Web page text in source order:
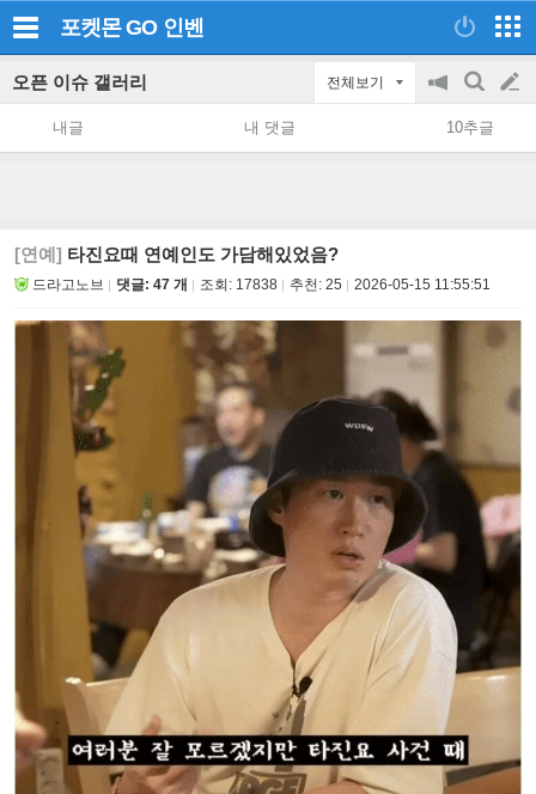
포켓몬 GO 인벤
오픈 이슈 갤러리 전체보기
공
지
on/off
검
색
글
쓰
내글 내 댓글 10추글
[연예] 타진요때 연예인도 가담해있었음?
드라고노브 댓글: 47 개 조회: 17838 추천: 25 2026-05-15 11:55:51